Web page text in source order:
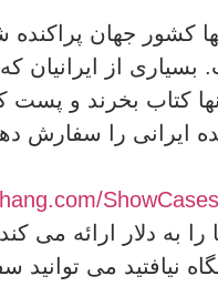
کشور جهان
بسیاری از ایرانیان
کتاب بخرند و پست
ایرانی را سفارش
را به دلار ارائه
نیافتید می